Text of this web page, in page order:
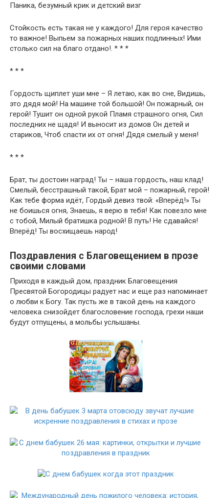
Паника, безумный крик и детский визг
Стойкость есть такая не у каждого! Для героя качество
то важное! Выпьем за пожарных наших подлинных! Ими
столько сил на благо отдано!. * * *
* * *
Гордость щиплет уши мне – Я летаю, как во сне, Видишь,
это дядя мой! На машине той большой! Он пожарный, он
герой! Тушит он одной рукой Пламя страшного огня, Сил
последних не щадя! И выносит из домов Он детей и
стариков, Чтоб спасти их от огня! Дядя смелый у меня!
* * *
Брат, ты достоин наград! Ты – наша гордость, наш клад!
Смелый, бесстрашный такой, Брат мой – пожарный, герой!
Как тебе форма идёт, Гордый девиз твой: «Вперёд!» Ты
не боишься огня, Знаешь, я верю в тебя! Как повезло мне
с тобой, Милый братишка родной! В путь! Не сдавайся!
Вперёд! Ты восхищаешь народ!
Поздравления с Благовещением в прозе
своими словами
Приходя в каждый дом, праздник Благовещения
Пресвятой Богородицы радует нас и еще раз напоминает
о любви к Богу. Так пусть же в такой день на каждого
человека снизойдет благословение господа, грехи наши
будут отпущены, а мольбы услышаны.